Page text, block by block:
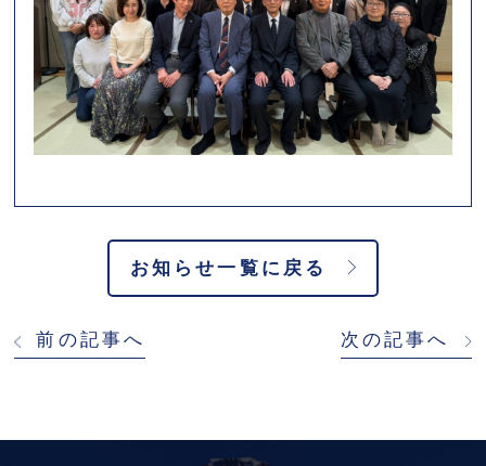
前の記事へ
お知らせ一覧に戻る
次の記事へ